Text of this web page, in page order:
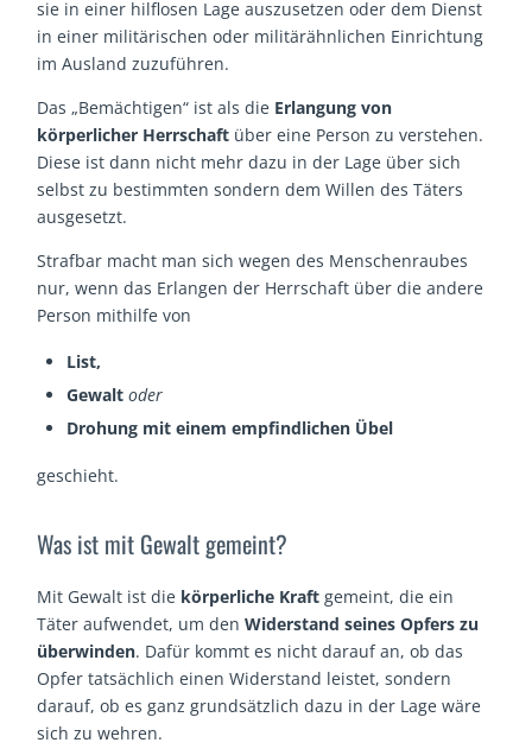
sie in einer hilflosen Lage auszusetzen oder dem Dienst
in einer militärischen oder militärähnlichen Einrichtung
im Ausland zuzuführen.
Das „Bemächtigen“ ist als die Erlangung von
körperlicher Herrschaft über eine Person zu verstehen.
Diese ist dann nicht mehr dazu in der Lage über sich
selbst zu bestimmten sondern dem Willen des Täters
ausgesetzt.
Strafbar macht man sich wegen des Menschenraubes
nur, wenn das Erlangen der Herrschaft über die andere
Person mithilfe von
List,
Gewalt oder
Drohung mit einem empfindlichen Übel
geschieht.
Was ist mit Gewalt gemeint?
Mit Gewalt ist die körperliche Kraft gemeint, die ein
Täter aufwendet, um den Widerstand seines Opfers zu
überwinden. Dafür kommt es nicht darauf an, ob das
Opfer tatsächlich einen Widerstand leistet, sondern
darauf, ob es ganz grundsätzlich dazu in der Lage wäre
sich zu wehren.